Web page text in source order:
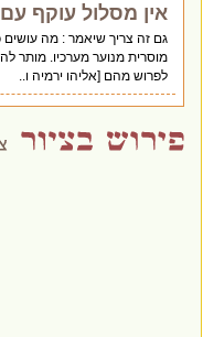
אין מסלול עוקף
גם זה צריך שיאמר : מה
מוסרית מנוער מערכיו. מותר
לפרוש מהם [אליהו ירמיה ו..